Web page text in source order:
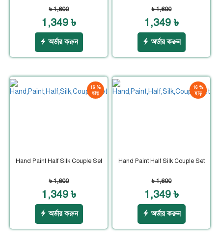
৳ 1,600
1,349 ৳
অর্ডার করুন
৳ 1,600
1,349 ৳
অর্ডার করুন
16 %
ছাড়
Hand Paint Half Silk Couple Set
৳ 1,600
1,349 ৳
অর্ডার করুন
16 %
ছাড়
Hand Paint Half Silk Couple Set
৳ 1,600
1,349 ৳
অর্ডার করুন